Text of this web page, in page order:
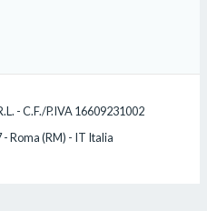
- C.F./P.IVA 16609231002
Roma (RM) - IT Italia